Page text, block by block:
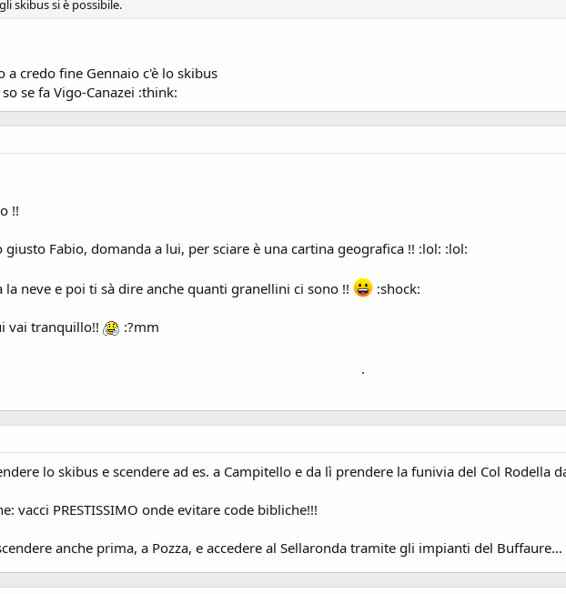
skibus si è possibile.
a credo fine Gennaio c'è lo skibus
se fa Vigo-Canazei :think:
!!
giusto Fabio, domanda a lui, per sciare è una cartina geografica !! :lol: :lol:
la neve e poi ti sà dire anche quanti granellini ci sono !! :shock:
vai tranquillo!! :?mm
.
lo skibus e scendere ad es. a Campitello e da lì prendere la funivia del Col Rodella
vacci PRESTISSIMO onde evitare code bibliche!!!
anche prima, a Pozza, e accedere al Sellaronda tramite gli impianti del